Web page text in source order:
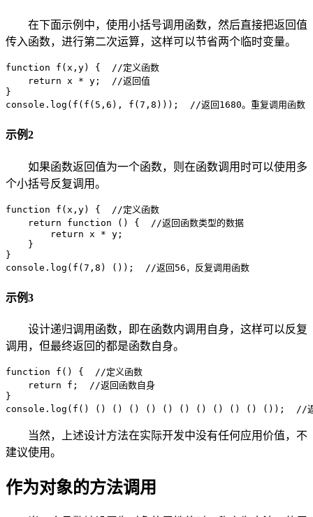
在下面示例中，使用小括号调用函数，然后直接把返回值
传入函数，进行第二次运算，这样可以节省两个临时变量。
function f(x,y) {  //定义函数
    return x * y;  //返回值
}
console.log(f(f(5,6), f(7,8)));  //返回1680。重复调用函数
示例2
如果函数返回值为一个函数，则在函数调用时可以使用多
个小括号反复调用。
function f(x,y) {  //定义函数
    return function () {  //返回函数类型的数据
        return x * y;
    }
}
console.log(f(7,8) ());  //返回56，反复调用函数
示例3
设计递归调用函数，即在函数内调用自身，这样可以反复
调用，但最终返回的都是函数自身。
function f() {  //定义函数
    return f;  //返回函数自身
}
console.log(f() () () () () () () () () () () ());  //返回
当然，上述设计方法在实际开发中没有任何应用价值，不
建议使用。
作为对象的方法调用